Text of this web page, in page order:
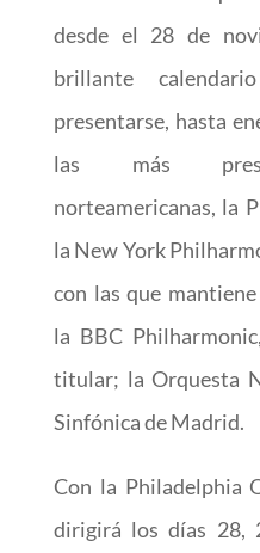
desde el 28 de
brillante
presentarse, hasta
las más
norteamericanas, la
la New York
con las que
la BBC
titular; la Orquesta
Sinfónica de Madrid.
Con la Philadelphia
dirigirá los días 28,